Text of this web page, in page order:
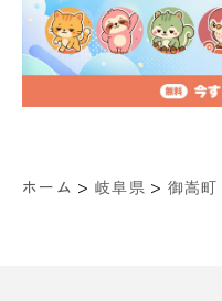
ホーム > 岐阜県 > 御嵩町